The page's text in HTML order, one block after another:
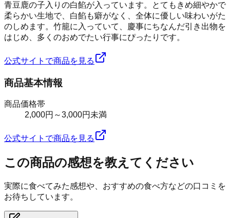
青豆鹿の子入りの白餡が入っています。とてもきめ細やかで
柔らかい生地で、白餡も癖がなく、全体に優しい味わいがた
のしめます。竹籠に入っていて、慶事にちなんだ引き出物を
はじめ、多くのおめでたい行事にぴったりです。
公式サイトで商品を見る
商品基本情報
商品価格帯
2,000円～3,000円未満
公式サイトで商品を見る
この商品の感想を教えてください
実際に食べてみた感想や、おすすめの食べ方などの口コミを
お待ちしています。